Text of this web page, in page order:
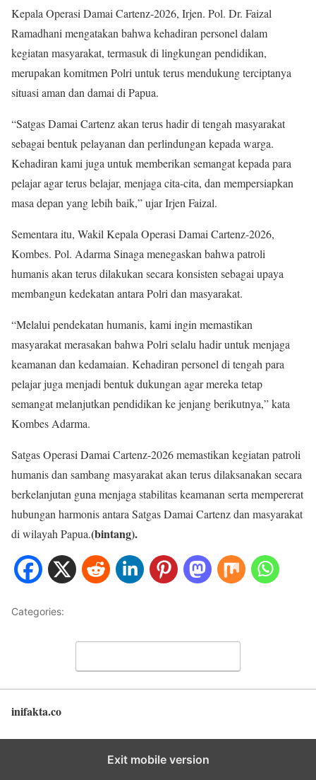
Kepala Operasi Damai Cartenz-2026, Irjen. Pol. Dr. Faizal
Ramadhani mengatakan bahwa kehadiran personel dalam
kegiatan masyarakat, termasuk di lingkungan pendidikan,
merupakan komitmen Polri untuk terus mendukung terciptanya
situasi aman dan damai di Papua.
“Satgas Damai Cartenz akan terus hadir di tengah masyarakat
sebagai bentuk pelayanan dan perlindungan kepada warga.
Kehadiran kami juga untuk memberikan semangat kepada para
pelajar agar terus belajar, menjaga cita-cita, dan mempersiapkan
masa depan yang lebih baik,” ujar Irjen Faizal.
Sementara itu, Wakil Kepala Operasi Damai Cartenz-2026,
Kombes. Pol. Adarma Sinaga menegaskan bahwa patroli
humanis akan terus dilakukan secara konsisten sebagai upaya
membangun kedekatan antara Polri dan masyarakat.
“Melalui pendekatan humanis, kami ingin memastikan
masyarakat merasakan bahwa Polri selalu hadir untuk menjaga
keamanan dan kedamaian. Kehadiran personel di tengah para
pelajar juga menjadi bentuk dukungan agar mereka tetap
semangat melanjutkan pendidikan ke jenjang berikutnya,” kata
Kombes Adarma.
Satgas Operasi Damai Cartenz-2026 memastikan kegiatan patroli
humanis dan sambang masyarakat akan terus dilaksanakan secara
berkelanjutan guna menjaga stabilitas keamanan serta mempererat
hubungan harmonis antara Satgas Damai Cartenz dan masyarakat
di wilayah Papua.(bintang).
Categories:
inifakta.co
Exit mobile version